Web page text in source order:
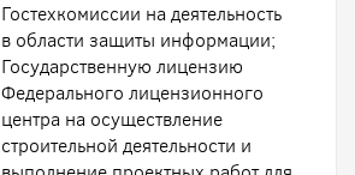
Гостехкомиссии на деятельность
в области защиты информации;
Государственную лицензию
Федерального лицензионного
центра на осуществление
строительной деятельности и